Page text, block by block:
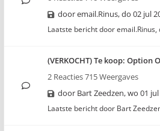
dooremail.Rinus,do 02 jul
Laatste bericht dooremail.Rinus,
(VERKOCHT) Te koop: Option
2 Reacties 715 Weergaves
door Bart Zeedzen,wo 01 jul
Laatste bericht door Bart